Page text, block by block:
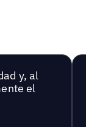
y, al
el